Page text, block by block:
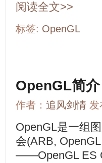
阅读全文>>
标签: OpenGL
OpenGL简介
作者： 追风剑情 发
OpenGL是一组
会(ARB,
——OpenGL ES